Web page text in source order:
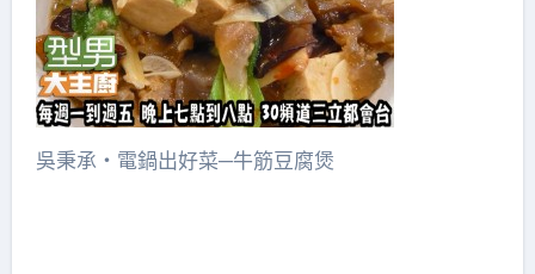
吳秉承‧電鍋出好菜─牛筋豆腐煲